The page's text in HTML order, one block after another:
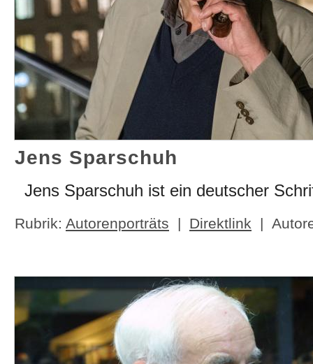
Jens Sparschuh
Jens Sparschuh ist ein deutscher
Rubrik: Autorenporträts | Direktlink |